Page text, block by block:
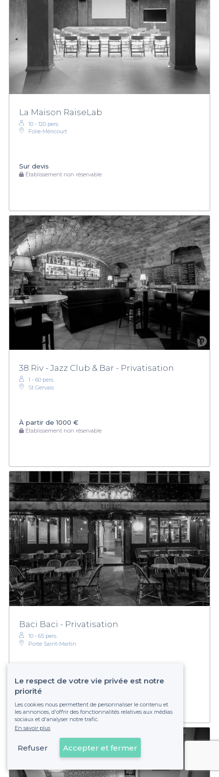
La Maison RaiseLab
10 - 120 pers.
Folie-Méricourt
Sur devis
Établissement non réservable
38 Riv - Jazz Club & Bar - Privatisation
1 - 60 pers.
St Gervais
À partir de1000 €
Établissement non réservable
Baci Baci - Privatisation
10 - 65 pers.
Porte Saint-Martin
À partir de 54 €
Établissement non réservable
Voir sur la carte
Le respect de votre vie privée est notre
priorité
Les cookies nous permettent de personnaliser le contenu et
les annonces, d'offrir des fonctionnalités relatives aux médias
sociaux et d'analyser notre trafic.
En savoir plus
Refuser Accepter et fermer